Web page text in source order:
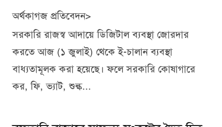
অর্থকাগজ প্রতিবেদন>
সরকারি রাজস্ব আদায়ে ডিজিটাল ব্যবস্থা জোরদার
করতে আজ (১ জুলাই) থেকে ই-চালান ব্যবস্থা
বাধ্যতামূলক করা হয়েছে। ফলে সরকারি কোষাগারে
কর, ফি, ভ্যাট, শুল্ক...